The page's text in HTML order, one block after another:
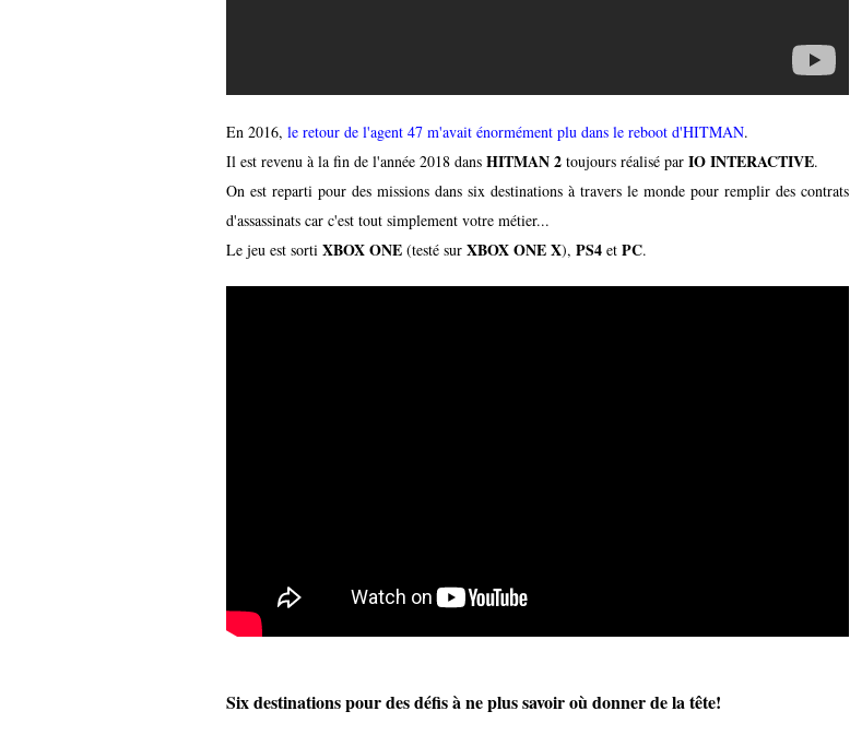
En 2016, le retour de l'agent 47 m'avait énormément plu dans le reboot d'HITMAN.
Il est revenu à la fin de l'année 2018 dans HITMAN 2 toujours réalisé par IO INTERACTIVE.
On est reparti pour des missions dans six destinations à travers le monde pour remplir des contrats
d'assassinats car c'est tout simplement votre métier...
Le jeu est sorti XBOX ONE (testé sur XBOX ONE X), PS4 et PC.
Six destinations pour des défis à ne plus savoir où donner de la tête!